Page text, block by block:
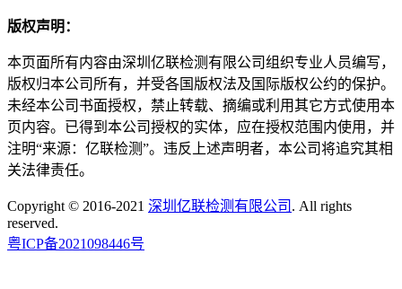
版权声明：
本页面所有内容由深圳亿联检测有限公司组织专业人员编写，
版权归本公司所有，并受各国版权法及国际版权公约的保护。
未经本公司书面授权，禁止转载、摘编或利用其它方式使用本
页内容。已得到本公司授权的实体，应在授权范围内使用，并
注明“来源：亿联检测”。违反上述声明者，本公司将追究其相
关法律责任。
Copyright © 2016-2021 深圳亿联检测有限公司 . All rights
reserved.
粤ICP备2021098446号